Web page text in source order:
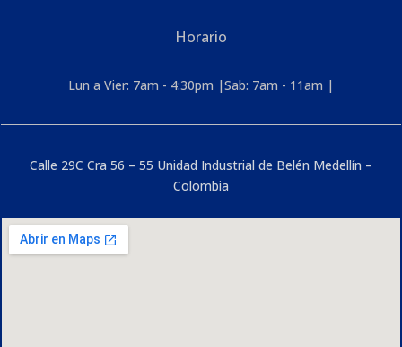
Horario
Lun a Vier: 7am - 4:30pm |Sab: 7am - 11am |
Calle 29C Cra 56 – 55 Unidad Industrial de Belén Medellín –
Colombia